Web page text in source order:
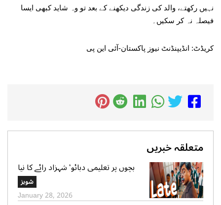
نہیں رکھتے، والد کی زندگی دیکھنے کے بعد تو وہ شاید کبھی ایسا
فیصلہ نہ کر سکیں۔
کریڈٹ: انڈیپنڈنٹ نیوز پاکستان-آئی این پی
متعلقہ خبریں
بچوں پر تعلیمی دبائو‘ شہزاد رائے کا نیا
گانا سوشل میڈیا پر وائرل
شوبز
January 28, 2026